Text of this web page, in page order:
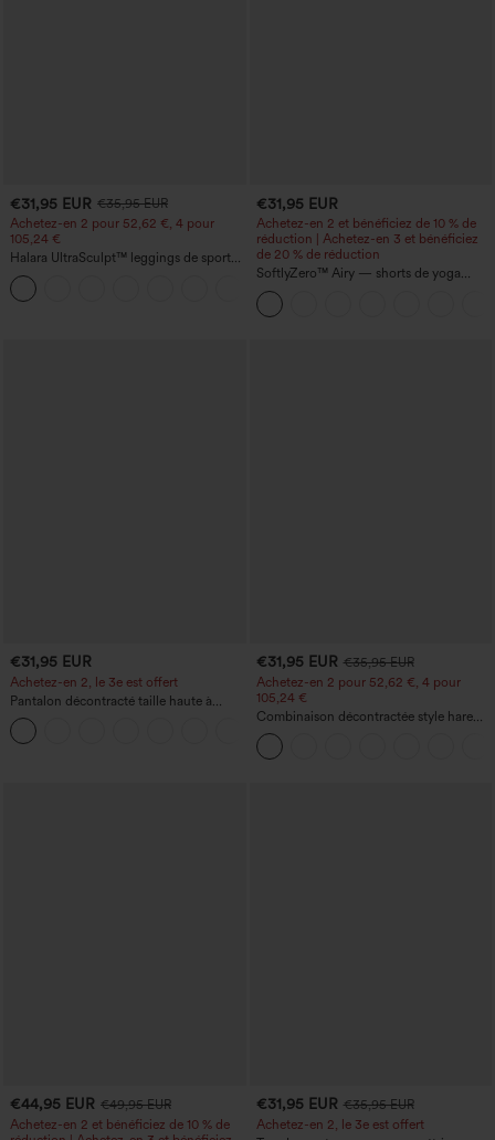
€31,95 EUR €35,95 EUR
Achetez-en 2 pour 52,62 €, 4 pour
105,24 €
Halara UltraSculpt™ leggings de sport
taille haute sculptants — rehaussement
fessier, maintien du ventre, avec poche
€31,95 EUR
Achetez-en 2 et bénéficiez de 10 % de
réduction | Achetez-en 3 et bénéficiez
de 20 % de réduction
SoftlyZero™ Airy — shorts de yoga
super taille haute 2-en-1 InstantCool
avec poches
€31,95 EUR
Achetez-en 2, le 3e est offert
Pantalon décontracté taille haute à
cordon, coupe large en mélange de lin,
avec poches
€31,95 EUR €35,95 EUR
Achetez-en 2 pour 52,62 €, 4 pour
105,24 €
Combinaison décontractée style harem,
encolure en U et poche - Édition Easy
Peezy
€44,95 EUR €49,95 EUR
Achetez-en 2 et bénéficiez de 10 % de
€31,95 EUR €35,95 EUR
Achetez-en 2, le 3e est offert